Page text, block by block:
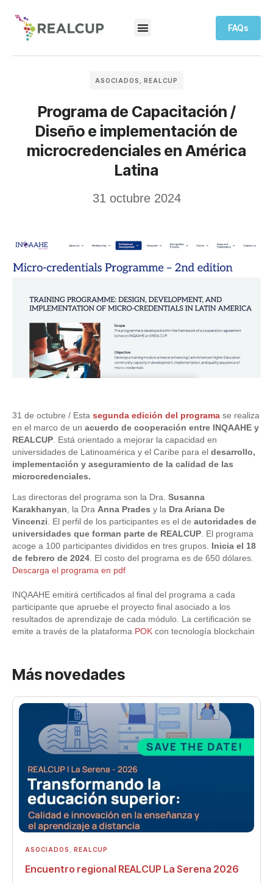
FAQs
ASOCIADOS REALCUP
Programa de Capacitación /
Diseño e implementación de
microcredenciales en América
Latina
31 octubre 2024
31 de octubre / Esta segunda edición del programa se realiza
en el marco de un acuerdo de cooperación entre INQAAHE y
REALCUP . Está orientado a mejorar la capacidad en
universidades de Latinoamérica y el Caribe para el desarrollo,
implementación y aseguramiento de la calidad de las
microcredenciales.
Las directoras del programa son la Dra. Susanna
Karakhanyan , la Dra Anna Prades y la Dra Ariana De
Vincenzi . El perfil de los participantes es el de autoridades de
universidades que forman parte de REALCUP . El programa
acoge a 100 participantes divididos en tres grupos. Inicia el 18
de febrero de 2024 . El costo del programa es de 650 dólares.
Descarga el programa en pdf
INQAAHE emitirá certificados al final del programa a cada
participante que apruebe el proyecto final asociado a los
resultados de aprendizaje de cada módulo. La certificación se
emite a través de la plataforma POK con tecnología blockchain
Más novedades
ASOCIADOS REALCUP
Encuentro regional REALCUP La Serena 2026